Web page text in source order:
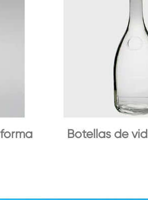
Botellas de